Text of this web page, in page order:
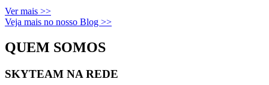
Ver mais >>
Veja mais no nosso Blog >>
QUEM SOMOS
SKYTEAM NA REDE